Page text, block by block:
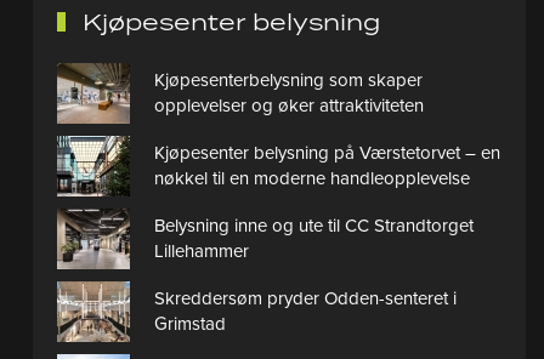
Kjøpesenter belysning
Kjøpesenterbelysning som skaper
opplevelser og øker attraktiviteten
Kjøpesenter belysning på Værstetorvet – en
nøkkel til en moderne handleopplevelse
Belysning inne og ute til CC Strandtorget
Lillehammer
Skreddersøm pryder Odden-senteret i
Grimstad